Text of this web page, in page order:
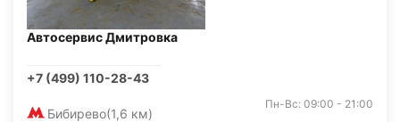
Автосервис Дмитровка
+7 (499) 110-28-43
Бибирево(1,6 км)
Пн-Вс: 09:00 - 21:00